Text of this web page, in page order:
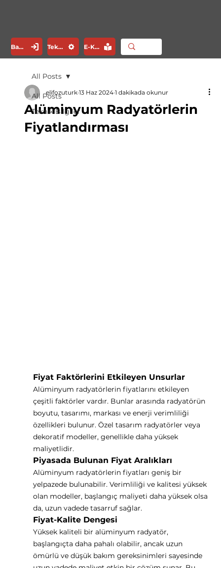
E-Katalog
Bayi Girişi Teknik Servis
All Posts
Teknik Bilgiler
All Posts
Alüminyum Radyatörlerin
Fiyatlandırması
elifozuturk 13 Haz 2024 1 dakikada okunur
Fiyat Faktörlerini Etkileyen Unsurlar
Alüminyum radyatörlerin fiyatlarını etkileyen
çeşitli faktörler vardır. Bunlar arasında radyatörün
boyutu, tasarımı, markası ve enerji verimliliği
özellikleri bulunur. Özel tasarım radyatörler veya
dekoratif modeller, genellikle daha yüksek
maliyetlidir.
Piyasada Bulunan Fiyat Aralıkları
Alüminyum radyatörlerin fiyatları geniş bir
yelpazede bulunabilir. Verimliliği ve kalitesi yüksek
olan modeller, başlangıç maliyeti daha yüksek olsa
da, uzun vadede tasarruf sağlar.
Fiyat-Kalite Dengesi
Yüksek kaliteli bir alüminyum radyatör,
başlangıçta daha pahalı olabilir, ancak uzun
ömürlü ve düşük bakım gereksinimleri sayesinde